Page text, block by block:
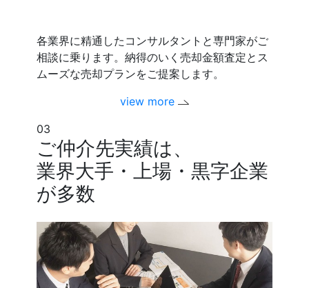
各業界に精通したコンサルタントと専門家がご
相談に乗ります。納得のいく売却金額査定とス
ムーズな売却プランをご提案します。
view more
03
ご仲介先実績は、
業界大手・上場・黒字企業
が多数